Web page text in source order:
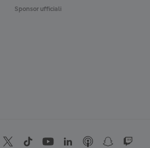
Sponsor ufficiali